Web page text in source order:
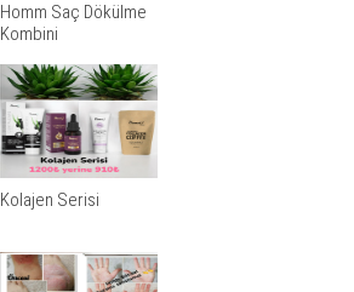
Homm Saç Dökülme
Kombini
Kolajen Serisi